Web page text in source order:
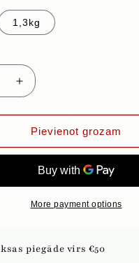
1,3kg
Palielināt
daudzumu
priekš
ZEMENES
AR
ŠOKOLĀDI
Pievienot grozam
More payment options
piegāde virs €50